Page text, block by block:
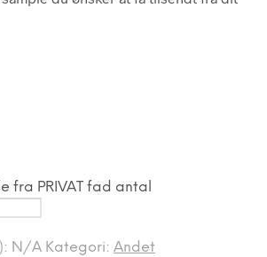
fra PRIVAT fad antal
N/A Kategori: Andet